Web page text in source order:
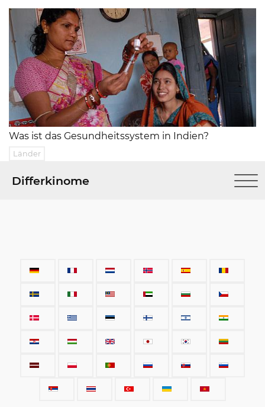
Was ist das Gesundheitssystem in Indien?
Länder
Differkinome